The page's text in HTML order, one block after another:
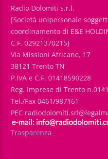
Radio Dolomiti s.r.l.
[Società unipersonale
coordinamento di E&E
C.F. 02921370215]
Via Missioni Africane, 17
38121 Trento TN
P.IVA e C.F. 01418590228
Reg. Imprese di Trento
Tel./Fax 0461/987161
PEC
Trasparenza